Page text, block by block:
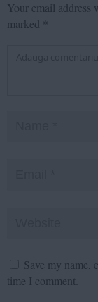
Your email address
marked *
Save my name,
time I comment.